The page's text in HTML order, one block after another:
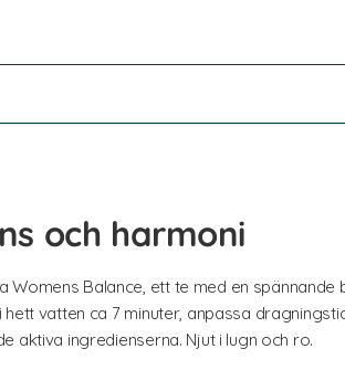
och harmoni
Womens Balance, ett te med en
vatten ca 7 minuter, anpassa
aktiva ingredienserna. Njut i lugn och ro.